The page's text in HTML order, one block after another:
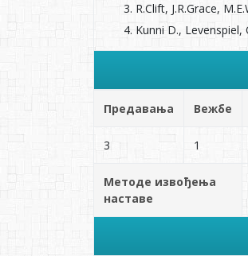
R.Clift, J.R.Grace,
Kunni D.,
Предавања Вежбе
3 1
Методе извођења
наставе